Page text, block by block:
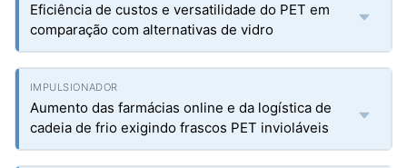
Eficiência de custos e versatilidade do PET em
comparação com alternativas de vidro
Aumento das farmácias online e da logística de
cadeia de frio exigindo frascos PET invioláveis